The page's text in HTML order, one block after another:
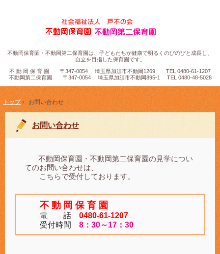
不動岡保育園・不動岡第二保育園は、子どもたちが健康で明るくのびのびと成長し、
自立を目指した保育園です。
不 動 岡 保 育 園 〒347-0054 埼玉県加須市不動岡1269 TEL 0480-61-1207
不動岡第二保育園 〒347-0054 埼玉県加須市不動岡895-1 TEL 0480-48-5028
トップ› お問い合わせ
お問い合わせ
不動岡保育園・不動岡第二保育園の見学につい
てのお問い合わせは、
こちらで受付しております。
不 動 岡 保 育 園
電 話 0480-61-1207
受付時間
8：30～17：30